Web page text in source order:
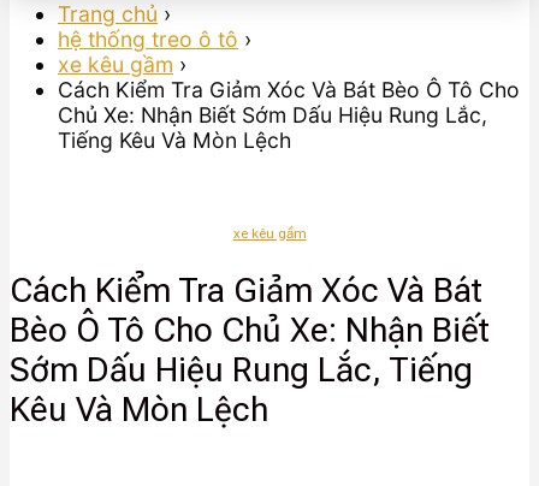
Trang chủ ›
hệ thống treo ô tô ›
xe kêu gầm ›
Cách Kiểm Tra Giảm Xóc Và Bát Bèo Ô Tô Cho
Chủ Xe: Nhận Biết Sớm Dấu Hiệu Rung Lắc,
Tiếng Kêu Và Mòn Lệch
xe kêu gầm
Cách Kiểm Tra Giảm Xóc Và Bát
Bèo Ô Tô Cho Chủ Xe: Nhận Biết
Sớm Dấu Hiệu Rung Lắc, Tiếng
Kêu Và Mòn Lệch